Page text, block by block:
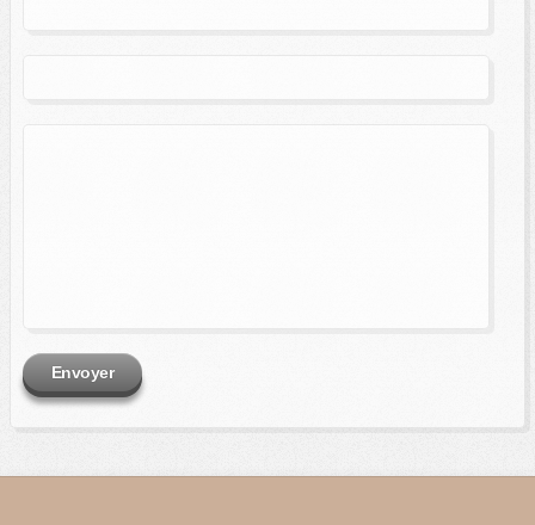
Envoyer